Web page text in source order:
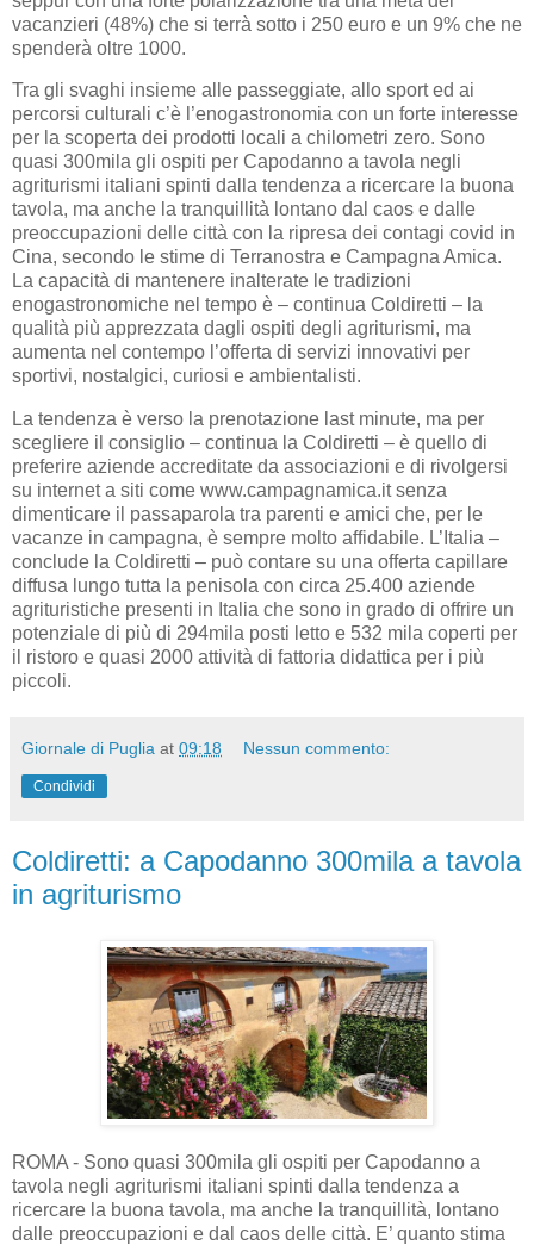
vacanzieri (48%) che si terrà sotto i 250 euro e un 9% che ne
spenderà oltre 1000.
Tra gli svaghi insieme alle passeggiate, allo sport ed ai
percorsi culturali c’è l’enogastronomia con un forte interesse
per la scoperta dei prodotti locali a chilometri zero. Sono
quasi 300mila gli ospiti per Capodanno a tavola negli
agriturismi italiani spinti dalla tendenza a ricercare la buona
tavola, ma anche la tranquillità lontano dal caos e dalle
preoccupazioni delle città con la ripresa dei contagi covid in
Cina, secondo le stime di Terranostra e Campagna Amica.
La capacità di mantenere inalterate le tradizioni
enogastronomiche nel tempo è – continua Coldiretti – la
qualità più apprezzata dagli ospiti degli agriturismi, ma
aumenta nel contempo l’offerta di servizi innovativi per
sportivi, nostalgici, curiosi e ambientalisti.
La tendenza è verso la prenotazione last minute, ma per
scegliere il consiglio – continua la Coldiretti – è quello di
preferire aziende accreditate da associazioni e di rivolgersi
su internet a siti come www.campagnamica.it senza
dimenticare il passaparola tra parenti e amici che, per le
vacanze in campagna, è sempre molto affidabile. L’Italia –
conclude la Coldiretti – può contare su una offerta capillare
diffusa lungo tutta la penisola con circa 25.400 aziende
agrituristiche presenti in Italia che sono in grado di offrire un
potenziale di più di 294mila posti letto e 532 mila coperti per
il ristoro e quasi 2000 attività di fattoria didattica per i più
piccoli.
Giornale di Puglia at 09:18 Nessun commento:
Condividi
Coldiretti: a Capodanno 300mila a tavola
in agriturismo
ROMA - Sono quasi 300mila gli ospiti per Capodanno a
tavola negli agriturismi italiani spinti dalla tendenza a
ricercare la buona tavola, ma anche la tranquillità, lontano
dalle preoccupazioni e dal caos delle città. E’ quanto stima